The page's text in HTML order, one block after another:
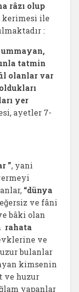
râzı olup
kerimesi ile
:
ummayan,
tatmin
olanlar var
yer
ayetler 7-
”, yani
“dünya
ve fâni
bâki olan
rahata
ve
bulanlar
kimsenin
ve huzur
yapanlar